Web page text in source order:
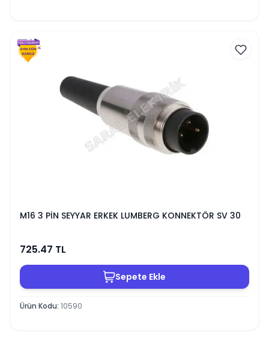
M16 3 PİN SEYYAR ERKEK LUMBERG KONNEKTÖR SV 30
725.47 TL
Sepete Ekle
Ürün Kodu: 10590